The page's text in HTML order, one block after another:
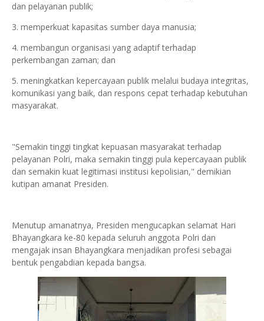
dan pelayanan publik;
3. memperkuat kapasitas sumber daya manusia;
4. membangun organisasi yang adaptif terhadap
perkembangan zaman; dan
5. meningkatkan kepercayaan publik melalui budaya integritas,
komunikasi yang baik, dan respons cepat terhadap kebutuhan
masyarakat.
"Semakin tinggi tingkat kepuasan masyarakat terhadap
pelayanan Polri, maka semakin tinggi pula kepercayaan publik
dan semakin kuat legitimasi institusi kepolisian," demikian
kutipan amanat Presiden.
Menutup amanatnya, Presiden mengucapkan selamat Hari
Bhayangkara ke-80 kepada seluruh anggota Polri dan
mengajak insan Bhayangkara menjadikan profesi sebagai
bentuk pengabdian kepada bangsa.